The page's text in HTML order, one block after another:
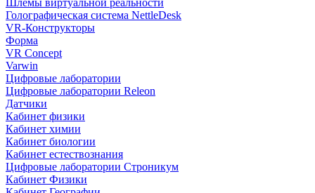
Шлемы виртуальной реальности
Голографическая система NettleDesk
VR-Конструкторы
Форма
VR Concept
Varwin
Цифровые лаборатории
Цифровые лаборатории Releon
Датчики
Кабинет физики
Кабинет химии
Кабинет биологии
Кабинет естествознания
Цифровые лаборатории Строникум
Кабинет Физики